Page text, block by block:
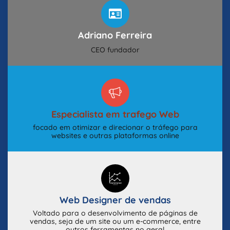
Adriano Ferreira
CEO fundador
Especialista em trafego Web
focado em otimizar e direcionar o tráfego para
websites e outras plataformas online
Web Designer de vendas
Voltado para o desenvolvimento de páginas de
vendas, seja de um site ou um e-commerce, entre